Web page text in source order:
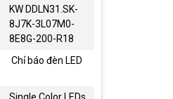
KW DDLN31.SK-
8J7K-3L07M0-
8E8G-200-R18
Chỉ báo đèn LED